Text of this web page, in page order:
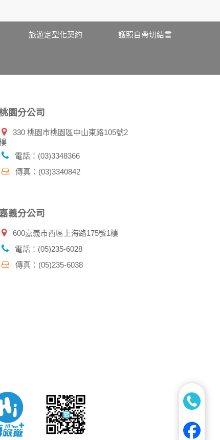
時間、使用的瀏覽器、瀏覽及點選資料紀
的個人資料，否則本網站不會也無法將此
明是由本公司發送，也會在該資料或電子
用指南。
請務必向警政單位提出告訴，我們將全力
旅遊定型化契約 護照自帶切結書
園分公司
330 桃園市桃園區中山東路105號2
電話：(03)3348366
傳真：(03)3340842
嘉義分公司
600嘉義市西區上海路175號1樓
電話：(05)235-6028
傳真：(05)235-6038